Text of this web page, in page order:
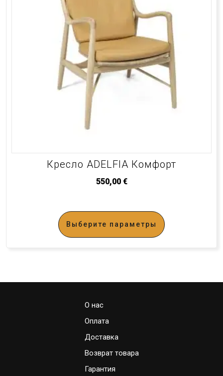
Кресло ADELFIA Комфорт
550,00 €
Выберите параметры
О нас
Оплата
Доставка
Возврат товара
Гарантия